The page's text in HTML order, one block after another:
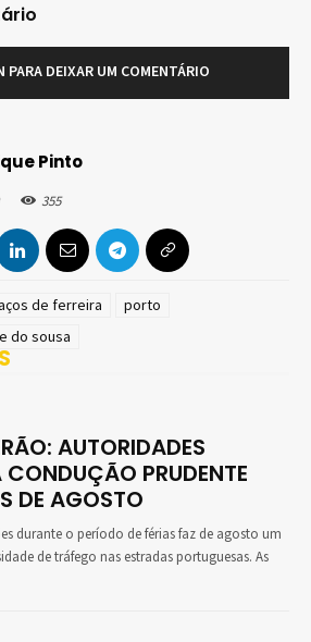
Pinto
355
de ferreira
porto
do sousa
AUTORIDADES
PRUDENTE
DE AGOSTO
durante o período de férias faz de agosto um
de tráfego nas estradas portuguesas. As
PARA DEIXAR UM COMENTÁRIO